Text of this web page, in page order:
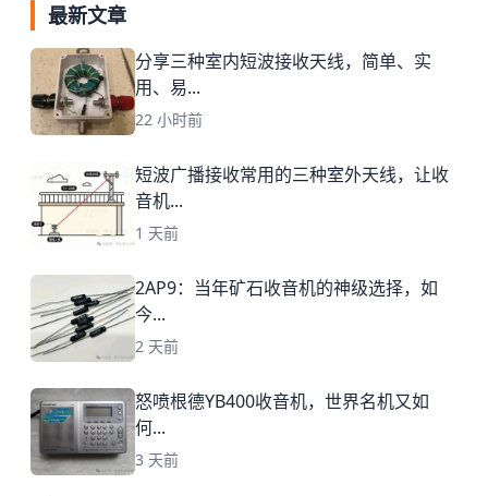
最新文章
分享三种室内短波接收天线，简单、实
用、易...
22 小时前
短波广播接收常用的三种室外天线，让收
音机...
1 天前
2AP9：当年矿石收音机的神级选择，如
今...
2 天前
怒喷根德YB400收音机，世界名机又如
何...
3 天前